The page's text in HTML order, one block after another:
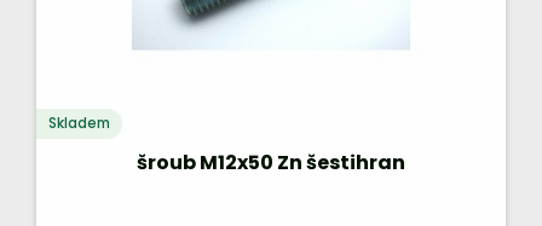
Skladem
šroub M12x50 Zn šestihran